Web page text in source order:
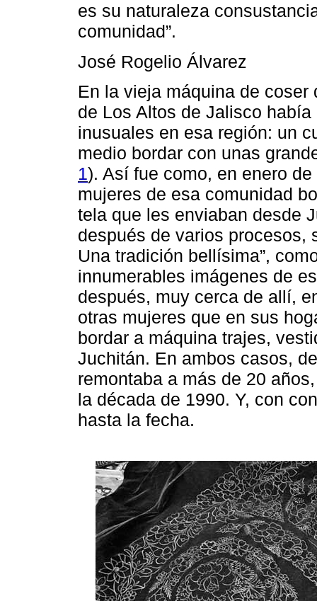
es su naturaleza
comunidad”.
José Rogelio Álvarez
En la vieja máquina de
de Los Altos de Jalisco
inusuales en esa región: un
medio bordar con unas
1). Así fue como, en enero
mujeres de esa comunidad
tela que les enviaban desde
después de varios procesos,
Una tradición bellísima”,
innumerables imágenes de
después, muy cerca de allí,
otras mujeres que en sus
bordar a máquina trajes,
Juchitán. En ambos casos,
remontaba a más de 20
la década de 1990. Y, con
hasta la fecha.